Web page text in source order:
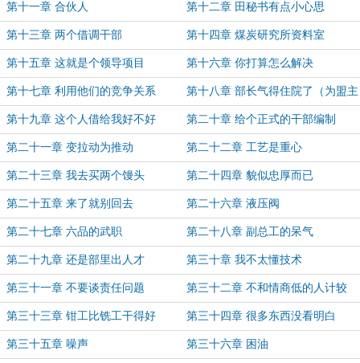
第十一章 合伙人 第十二章 田秘书有点小心思
第十三章 两个借调干部 第十四章 煤炭研究所资料室
第十五章 这就是个领导项目 第十六章 你打算怎么解决
第十七章 利用他们的竞争关系 第十八章 部长气得住院了（为盟主
柳影2012加更）
第十九章 这个人借给我好不好 第二十章 给个正式的干部编制
第二十一章 变拉动为推动 第二十二章 工艺是重心
第二十三章 我去买两个馒头 第二十四章 貌似忠厚而已
第二十五章 来了就别回去 第二十六章 液压阀
第二十七章 六品的武职 第二十八章 副总工的呆气
第二十九章 还是部里出人才 第三十章 我不太懂技术
第三十一章 不要谈责任问题 第三十二章 不和情商低的人计较
第三十三章 钳工比铣工干得好 第三十四章 很多东西没看明白
第三十五章 噪声 第三十六章 困油